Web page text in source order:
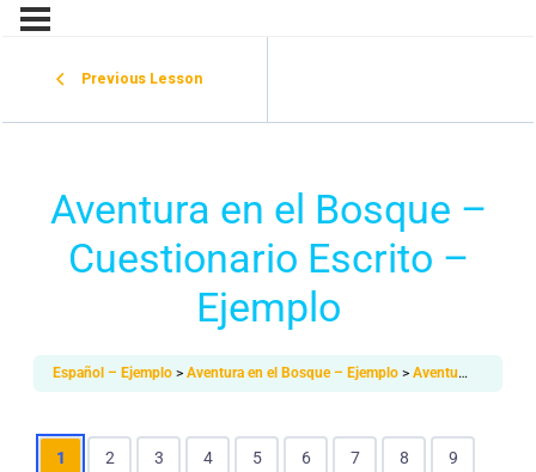
Previous Lesson
Aventura en el Bosque –
Cuestionario Escrito –
Ejemplo
Español – Ejemplo Aventura en el Bosque – Ejemplo Aventura en el Bosque – Práctica Escrita – Ejemplo
1 2 3 4 5 6 7 8 9